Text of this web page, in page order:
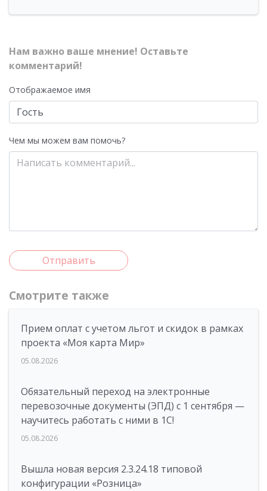
Нам важно ваше мнение! Оставьте
комментарий!
Отображаемое имя
Чем мы можем вам помочь?
Отправить
Смотрите также
Прием оплат с учетом льгот и скидок в рамках
проекта «Моя карта Мир»
05.08.2026
Обязательный переход на электронные
перевозочные документы (ЭПД) с 1 сентября —
научитесь работать с ними в 1С!
05.08.2026
Вышла новая версия 2.3.24.18 типовой
конфигурации «Розница»